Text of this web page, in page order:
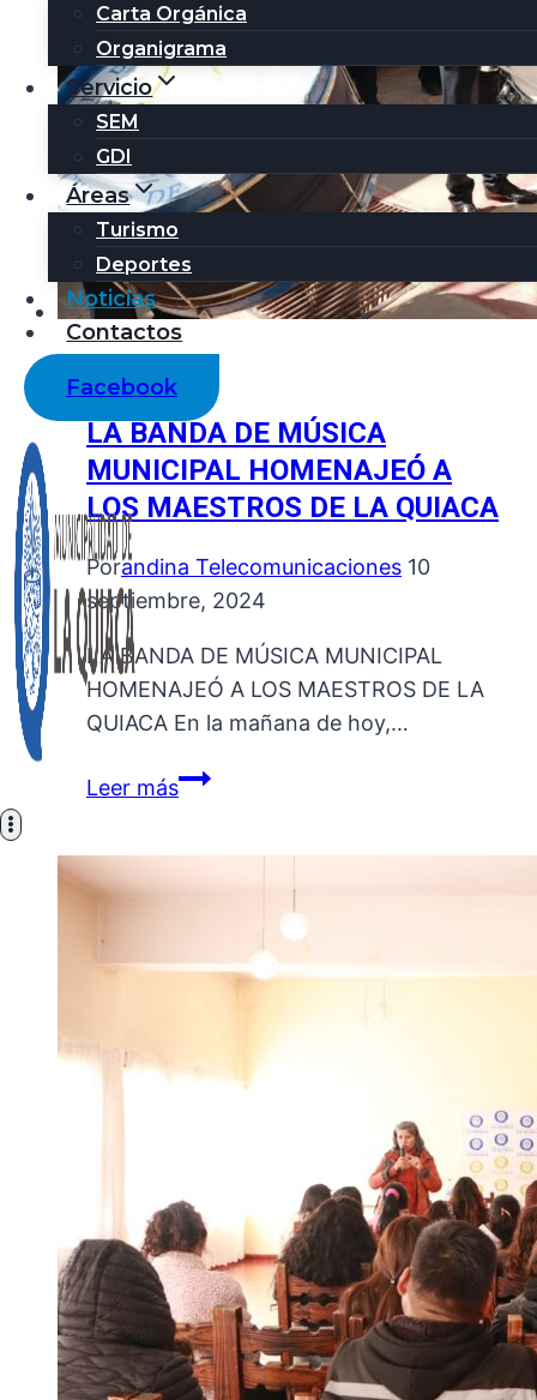
Carta Orgánica
Organigrama
Servicio
SEM
GDI
Áreas
Turismo
Deportes
Noticias
Contactos
Facebook
noticias
LA BANDA DE MÚSICA
MUNICIPAL HOMENAJEÓ A
LOS MAESTROS DE LA QUIACA
Porandina Telecomunicaciones 10
septiembre, 2024
LA BANDA DE MÚSICA MUNICIPAL
HOMENAJEÓ A LOS MAESTROS DE LA
QUIACA En la mañana de hoy,…
Leer másLA
MUNICIPAL
HOMENAJEÓ
A
DE